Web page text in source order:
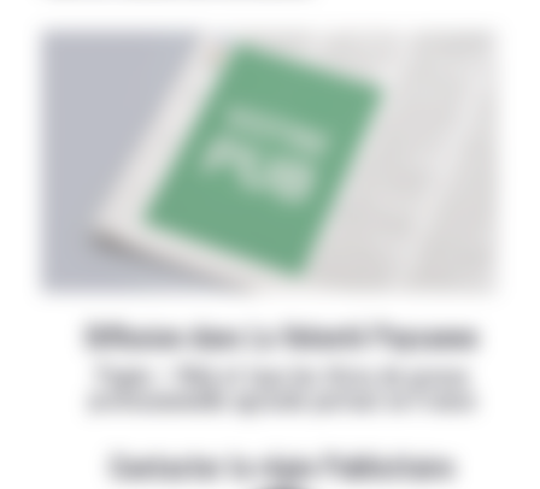
Diffusion dans La Volonté Paysanne
Papier + Web et tous les titres de presse
Contacter la régie Publicitaire